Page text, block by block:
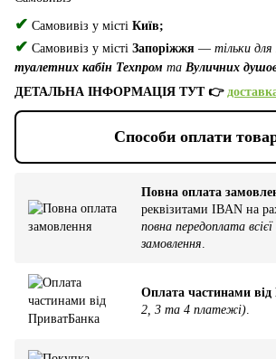
✔ Самовивіз у місті Київ;
✔ Самовивіз у місті Запоріжжя — тільки для
туалетних кабін Техпром та Вуличних
ДЕТАЛЬНА ІНФОРМАЦІЯ ТУТ 👉
Способи оплати
Повна оплата
реквізитами IBAN на
повна передоплата
замовлення
Оплата частинами
2, 3 та 4 платежі)